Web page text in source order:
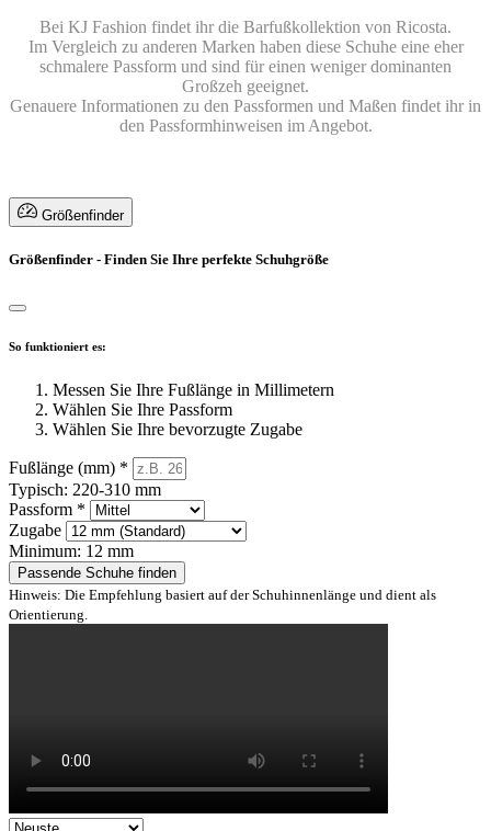
Bei KJ Fashion findet ihr die Barfußkollektion von Ricosta.
Im Vergleich zu anderen Marken haben diese Schuhe eine eher
schmalere Passform und sind für einen weniger dominanten
Großzeh geeignet.
Genauere Informationen zu den Passformen und Maßen findet ihr in
den Passformhinweisen im Angebot.
Größenfinder
Größenfinder - Finden Sie Ihre perfekte Schuhgröße
So funktioniert es:
Messen Sie Ihre Fußlänge in Millimetern
Wählen Sie Ihre Passform
Wählen Sie Ihre bevorzugte Zugabe
Fußlänge (mm) *
Typisch: 220-310 mm
Passform *
Zugabe
Minimum: 12 mm
Passende Schuhe finden
Hinweis: Die Empfehlung basiert auf der Schuhinnenlänge und dient als
Orientierung.